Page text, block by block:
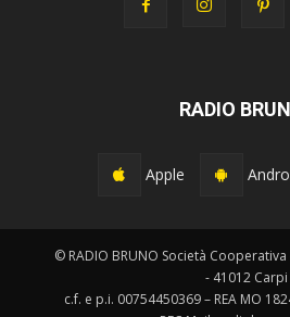
RADIO
Apple
© RADIO BRUNO Società
- 41012 Carpi
c.f. e p.i. 00754450369 – REA MO